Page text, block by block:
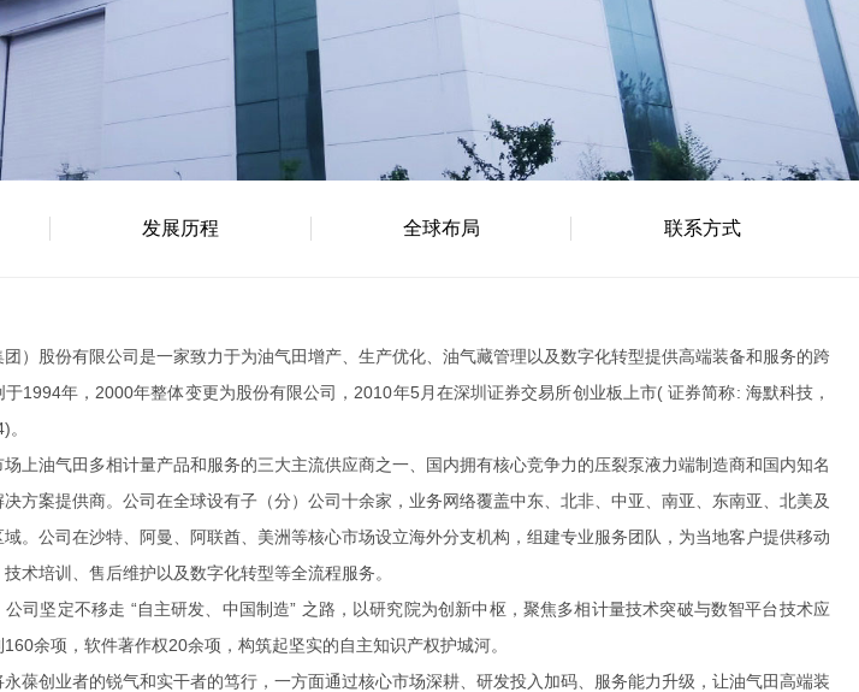
发展历程 全球布局 联系方式
）股份有限公司是一家致力于为油气田增产、生产优化、油气藏管理以及数字化转型提供高端装备和服务的跨
于1994年，2000年整体变更为股份有限公司，2010年5月在深圳证券交易所创业板上市( 证券简称: 海默科技，
上油气田多相计量产品和服务的三大主流供应商之一、国内拥有核心竞争力的压裂泵液力端制造商和国内知名
⽅案提供商。 公司在全球设有子（分）公司十余家，业务网络覆盖中东、北非、中亚、南亚、东南亚、北美及
。 公司在沙特、阿曼、阿联酋、美洲等核心市场设立海外分支机构，组建专业服务团队，为当地客户提供移动
术培训、售后维护以及数字化转型等全流程服务。
公司坚定不移走 “自主研发、中国制造” 之路，以研究院为创新中枢，聚焦多相计量技术突破与数智平台技术应
余项，软件著作权20余项，构筑起坚实的自主知识产权护城河。
葆创业者的锐气和实干者的笃行，一方面通过核心市场深耕、研发投入加码、服务能力升级，让油气田高端装